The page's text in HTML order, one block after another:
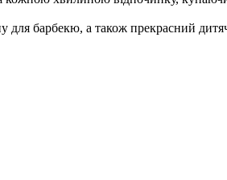
для барбекю, а також прекрасний